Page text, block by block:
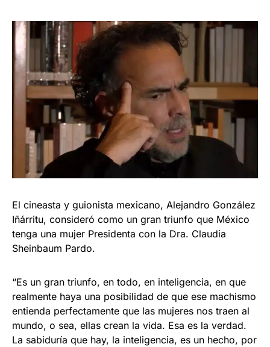
El cineasta y guionista mexicano, Alejandro González
Iñárritu, consideró como un gran triunfo que México
tenga una mujer Presidenta con la Dra. Claudia
Sheinbaum Pardo.
“Es un gran triunfo, en todo, en inteligencia, en que
realmente haya una posibilidad de que ese machismo
entienda perfectamente que las mujeres nos traen al
mundo, o sea, ellas crean la vida. Esa es la verdad.
La sabiduría que hay, la inteligencia, es un hecho, por